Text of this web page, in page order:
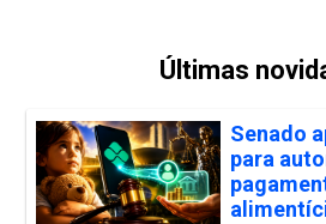
Últimas
Senado
para